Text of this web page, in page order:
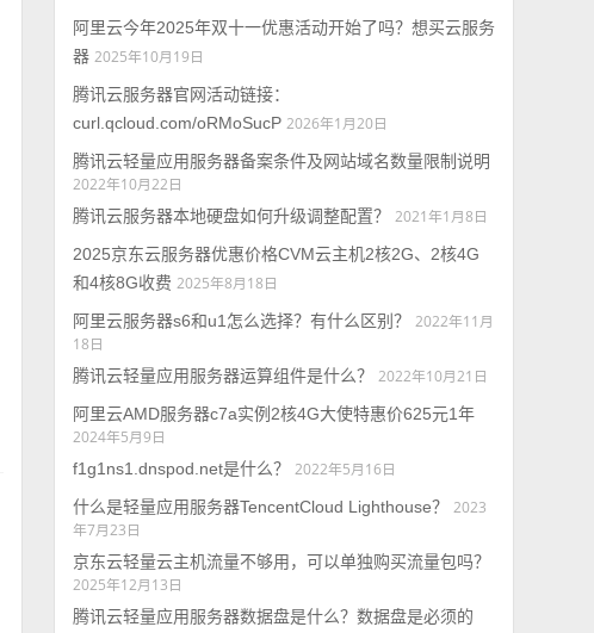
阿里云今年2025年双十一优惠活动开始了吗？想买云服务
器 2025年10月19日
腾讯云服务器官网活动链接：
curl.qcloud.com/oRMoSucP 2026年1月20日
腾讯云轻量应用服务器备案条件及网站域名数量限制说明
2022年10月22日
腾讯云服务器本地硬盘如何升级调整配置？
2021年1月8日
2025京东云服务器优惠价格CVM云主机2核2G、2核4G
和4核8G收费 2025年8月18日
阿里云服务器s6和u1怎么选择？有什么区别？
2022年11月
18日
腾讯云轻量应用服务器运算组件是什么？
2022年10月21日
阿里云AMD服务器c7a实例2核4G大使特惠价625元1年
2024年5月9日
f1g1ns1.dnspod.net是什么？
2022年5月16日
什么是轻量应用服务器TencentCloud Lighthouse？
2023
年7月23日
京东云轻量云主机流量不够用，可以单独购买流量包吗？
2025年12月13日
腾讯云轻量应用服务器数据盘是什么？数据盘是必须的